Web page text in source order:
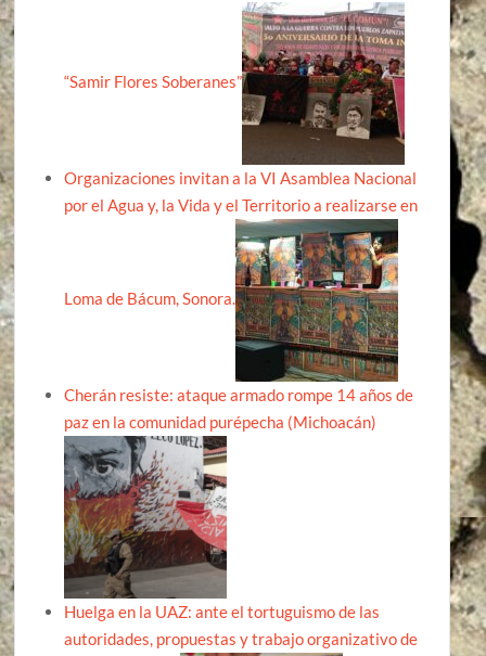
“Samir Flores Soberanes”
Organizaciones invitan a la VI Asamblea Nacional
por el Agua y, la Vida y el Territorio a realizarse en
Loma de Bácum, Sonora.
Cherán resiste: ataque armado rompe 14 años de
paz en la comunidad purépecha (Michoacán)
Huelga en la UAZ: ante el tortuguismo de las
autoridades, propuestas y trabajo organizativo de